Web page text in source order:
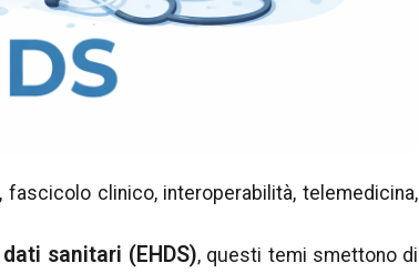
clinico, interoperabilità, telemedicina,
sanitari (EHDS), questi temi smettono di